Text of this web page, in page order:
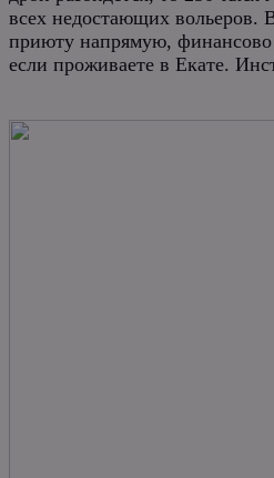
всех недостающих вольеров.
приюту напрямую, финансово
если проживаете в Екате.